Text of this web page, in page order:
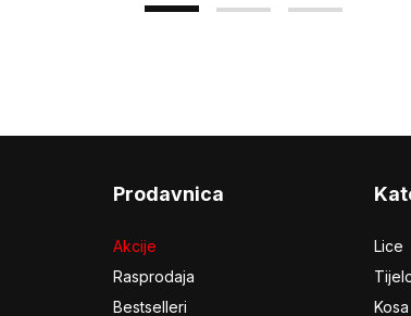
Prodavnica
Akcije
Rasprodaja
Bestselleri
Lice
Kosa